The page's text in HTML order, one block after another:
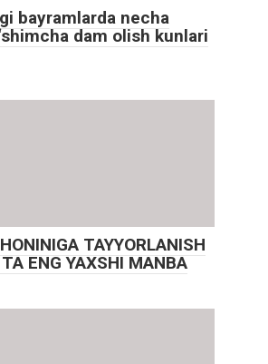
bayramlarda necha
dam olish kunlari
TAYYORLANISH
ENG YAXSHI MANBA